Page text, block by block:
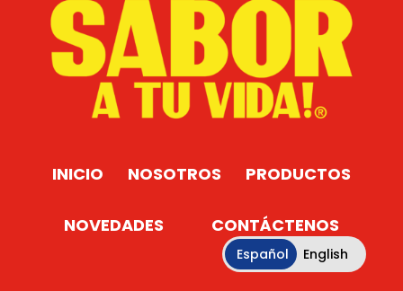
Español English
INICIO NOSOTROS PRODUCTOS
NOVEDADES CONTÁCTENOS